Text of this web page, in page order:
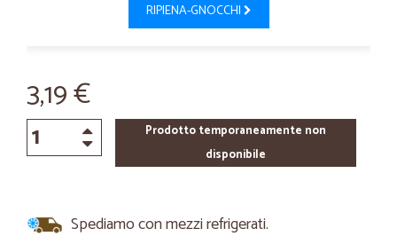
RIPIENA-GNOCCHI
3,19 €
Prodotto temporaneamente non
disponibile
Spediamo con mezzi refrigerati.